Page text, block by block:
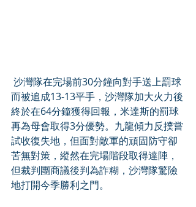
而被追成13-13平手，沙灣隊加大火力後
終於在64分鐘獲得回報，米達斯的罰球
再為母會取得3分優勢。九龍傾力反撲嘗
試收復失地，但面對敵軍的頑固防守卻
苦無對策，縱然在完場階段取得達陣，
但裁判團商議後判為詐糊，沙灣隊驚險
地打開今季勝利之門。